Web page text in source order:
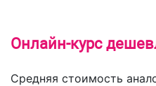
Онлайн-курс
Средняя стоимость